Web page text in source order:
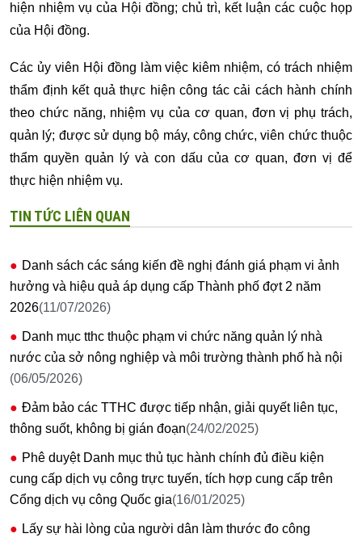
hiện nhiệm vụ của Hội đồng; chủ trì, kết luận các cuộc họp
của Hội đồng.
Các ủy viên Hội đồng làm việc kiêm nhiệm, có trách nhiệm
thẩm định kết quả thực hiện công tác cải cách hành chính
theo chức năng, nhiệm vụ của cơ quan, đơn vị phụ trách,
quản lý; được sử dụng bộ máy, công chức, viên chức thuộc
thẩm quyền quản lý và con dấu của cơ quan, đơn vị để
thực hiện nhiệm vụ.
TIN TỨC LIÊN QUAN
Danh sách các sáng kiến đề nghị đánh giá phạm vi ảnh
hưởng và hiệu quả áp dụng cấp Thành phố đợt 2 năm
2026(11/07/2026)
Danh mục tthc thuộc phạm vi chức năng quản lý nhà
nước của sở nông nghiệp và môi trường thành phố hà nội
(06/05/2026)
Đảm bảo các TTHC được tiếp nhận, giải quyết liên tục,
thông suốt, không bị gián đoạn(24/02/2025)
Phê duyệt Danh mục thủ tục hành chính đủ điều kiện
cung cấp dịch vụ công trực tuyến, tích hợp cung cấp trên
Cổng dịch vụ công Quốc gia(16/01/2025)
Lấy sự hài lòng của người dân làm thước đo công